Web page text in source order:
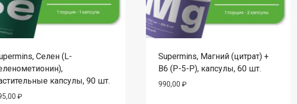
Селен (L-
капсулы, 90 шт.
₽
Supermins, Магний (цитрат) +
B6 (P-5-P), капсулы, 60 шт.
990,00 ₽